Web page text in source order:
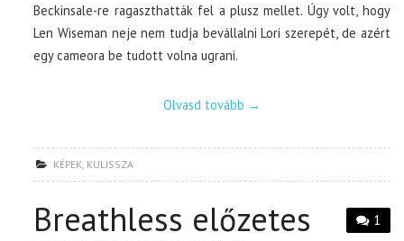
Beckinsale-re ragaszthatták fel a plusz mellet. Úgy volt, hogy
Len Wiseman neje nem tudja bevállalni Lori szerepét, de azért
egy cameora be tudott volna ugrani.
Olvasd tovább →
KÉPEK KULISSZA
1
Breathless előzetes